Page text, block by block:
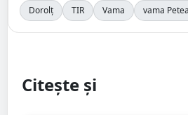
Dorolț TIR Vama vama Petea
Citește și